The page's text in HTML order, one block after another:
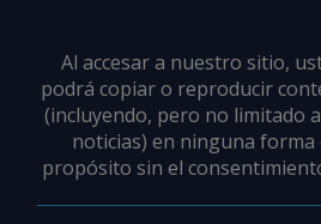
Al accesar a nuestro sitio,
podrá copiar o reproducir
(incluyendo, pero no limitado
noticias) en ninguna
propósito sin el